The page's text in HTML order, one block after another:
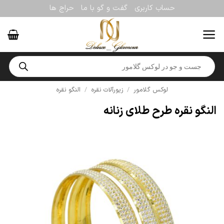
to
content
حساب کاربری گفت و گو با ما حراج ها
Products
search
لوکس گلامور / زیورآلات نقره / النگو نقره
النگو نقره طرح طلای زنانه